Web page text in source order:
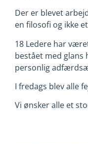
Der er blevet
en filosofi og ikke
18 Ledere har
bestået med glans
personlig
I fredags blev alle
Vi ønsker alle et